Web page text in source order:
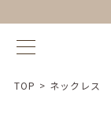
TOP > ネックレス